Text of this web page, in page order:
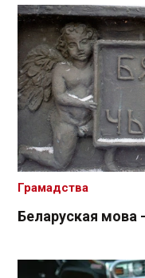
Беларуская мова
Грамадства